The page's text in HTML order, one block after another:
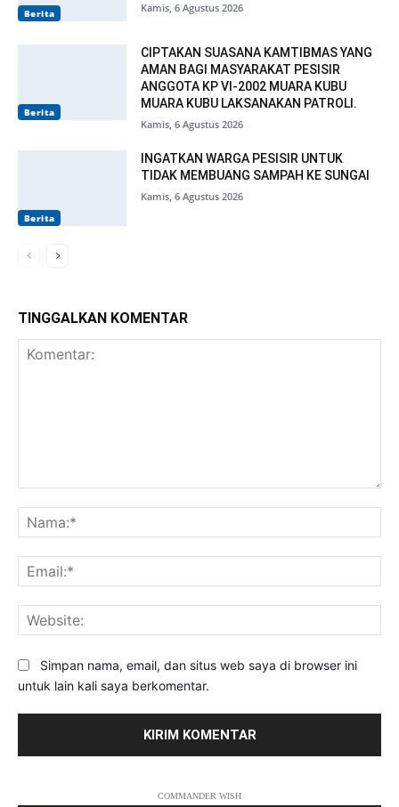
Berita Kamis, 6 Agustus 2026
Berita
CIPTAKAN SUASANA KAMTIBMAS YANG
AMAN BAGI MASYARAKAT PESISIR
ANGGOTA KP VI-2002 MUARA KUBU
MUARA KUBU LAKSANAKAN PATROLI.
Kamis, 6 Agustus 2026
Berita
INGATKAN WARGA PESISIR UNTUK
TIDAK MEMBUANG SAMPAH KE SUNGAI
Kamis, 6 Agustus 2026
TINGGALKAN KOMENTAR
Simpan nama, email, dan situs web saya di browser ini
untuk lain kali saya berkomentar.
COMMANDER WISH